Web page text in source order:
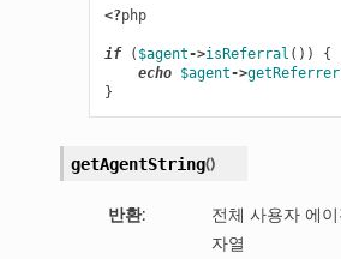
<?php
if ( $agent->isReferral ())
{
echo $agent->getReferrer
}
getAgentString()
반환:
전체 사용자 에
자열